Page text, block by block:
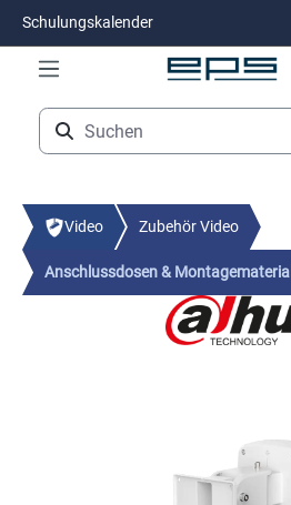
Zum Hauptinhalt springen
Schulungskalender
Video Zubehör Video
Anschlussdosen & Montagematerial